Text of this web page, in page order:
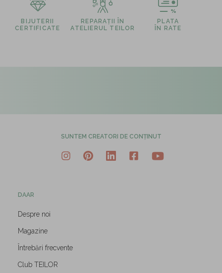
BIJUTERII
CERTIFICATE
REPARAȚII ÎN
ATELIERUL TEILOR
PLATA
ÎN RATE
SUNTEM CREATORI DE CONȚINUT
DAAR
Despre noi
Magazine
Întrebări frecvente
Club TEILOR